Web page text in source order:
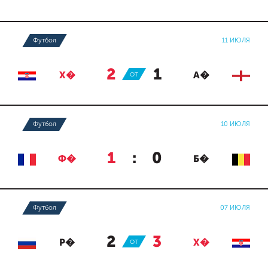
Футбол 11 ИЮЛЯ
Х� 2 : 1 А�
ОТ
Футбол 10 ИЮЛЯ
Ф� 1 : 0 Б�
Футбол 07 ИЮЛЯ
Р� 2 : 3 Х�
ОТ